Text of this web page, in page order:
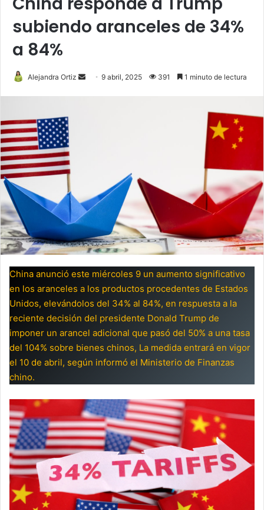
subiendo aranceles de 34%
a 84%
Alejandra Ortiz
Send9 abril, 2025 391 1 minuto de lectura
China anunció este miércoles 9 un aumento significativo
en los aranceles a los productos procedentes de Estados
Unidos, elevándolos del 34% al 84%, en respuesta a la
reciente decisión del presidente Donald Trump de
imponer un arancel adicional que pasó del 50% a una tasa
del 104% sobre bienes chinos, La medida entrará en vigor
el 10 de abril, según informó el Ministerio de Finanzas
chino.